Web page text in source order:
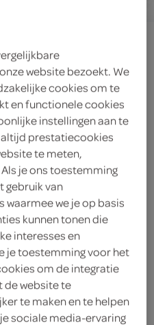
en
met
website bezoekt. We
cookies om te
en functionele cookies
instellingen aan te
altijd prestatiecookies
te meten,
je ons toestemming
gebruik van
we je op basis
kunnen tonen die
interesses en
je toestemming voor het
om de integratie
de website te
te maken en te helpen
sociale media-ervaring